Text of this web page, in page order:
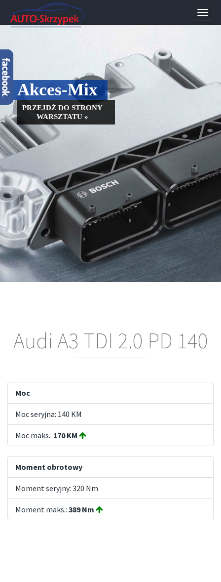
Akces-Mix
PRZEJDŹ DO STRONY
WARSZTATU »
Audi A3 TDI 2.0 PD 140
Moc
Moc seryjna: 140 KM
Moc maks.: 170 KM
Moment obrotowy
Moment seryjny: 320 Nm
Moment maks.: 389 Nm